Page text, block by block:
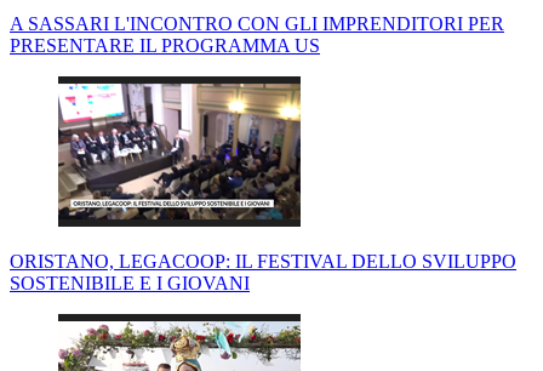
A SASSARI L'INCONTRO CON GLI IMPRENDITORI PER
PRESENTARE IL PROGRAMMA US
ORISTANO, LEGACOOP: IL FESTIVAL DELLO SVILUPPO
SOSTENIBILE E I GIOVANI